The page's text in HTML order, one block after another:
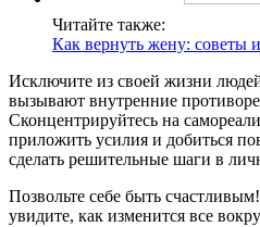
Читайте также:
Как вернуть жену: советы
Исключите из своей жизни
вызывают внутренние
Сконцентрируйтесь на
приложить усилия и добиться
сделать решительные шаги в
Позвольте себе быть
увидите, как изменится все